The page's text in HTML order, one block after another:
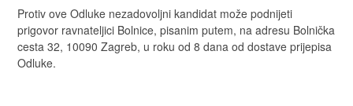
Protiv ove Odluke nezadovoljni kandidat može podnijeti
prigovor ravnateljici Bolnice, pisanim putem, na adresu Bolnička
cesta 32, 10090 Zagreb, u roku od 8 dana od dostave prijepisa
Odluke.